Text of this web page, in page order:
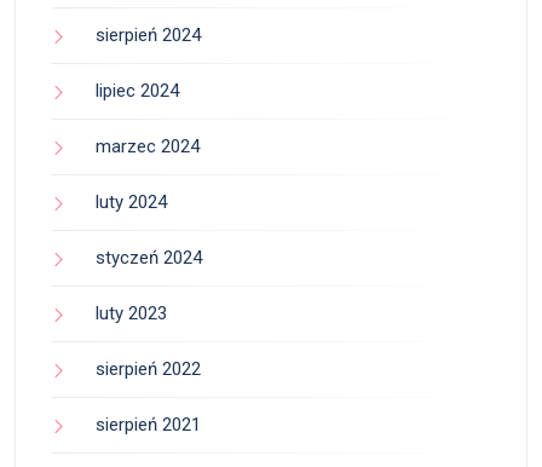
sierpień 2024
lipiec 2024
marzec 2024
luty 2024
styczeń 2024
luty 2023
sierpień 2022
sierpień 2021